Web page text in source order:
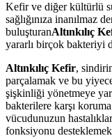
Kefir ve diğer kültürlü
sağlığınıza inanılmaz
buluşturanAltınkılıç
yararlı birçok bakteriyi
Altınkılıç Kefir,
parçalamak ve bu
şişkinliği yönetmeye
bakterilere karşı
vücudunuzun
fonksiyonu